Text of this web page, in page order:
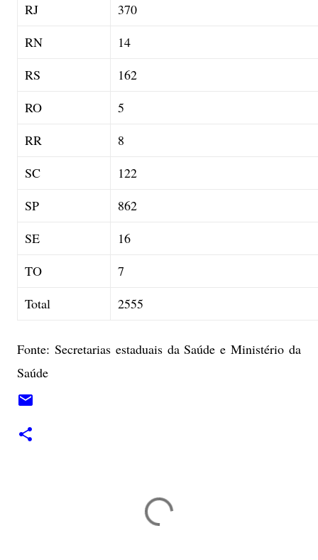
RJ
370
RN
14
RS
162
RO
5
RR
8
SC
122
SP
862
SE
16
TO
7
Total
2555
Fonte: Secretarias estaduais da Saúde e Ministério da
Saúde